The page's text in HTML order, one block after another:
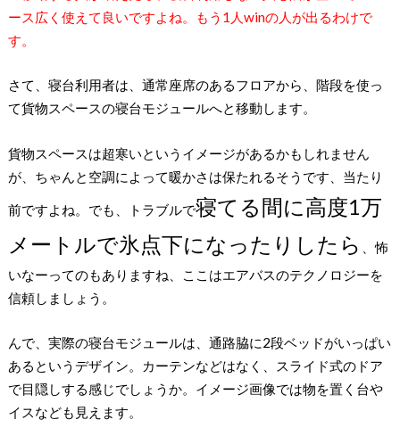
ース広く使えて良いですよね。もう1人winの人が出るわけで
す。
さて、寝台利用者は、通常座席のあるフロアから、階段を使っ
て貨物スペースの寝台モジュールへと移動します。
貨物スペースは超寒いというイメージがあるかもしれません
が、ちゃんと空調によって暖かさは保たれるそうです、当たり
前ですよね。でも、トラブルで寝てる間に高度1万
メートルで氷点下になったりしたら
、怖
いなーってのもありますね、ここはエアバスのテクノロジーを
信頼しましょう。
んで、実際の寝台モジュールは、通路脇に2段ベッドがいっぱい
あるというデザイン。カーテンなどはなく、スライド式のドア
で目隠しする感じでしょうか。イメージ画像では物を置く台や
イスなども見えます。